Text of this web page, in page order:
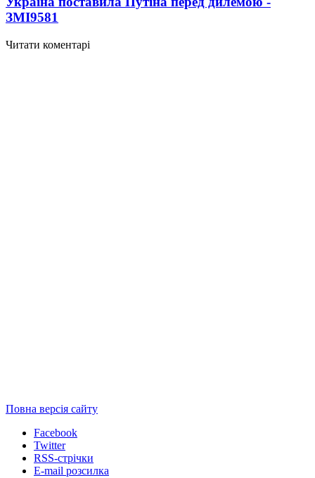
ЗМІ9581
Читати коментарі
Повна версія сайту
Facebook
Twitter
RSS-стрічки
E-mail розсилка